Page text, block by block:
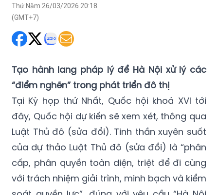
Thứ Năm 26/03/2026 20:18
(GMT+7)
Tạo hành lang pháp lý để Hà Nội xử lý các
“điểm nghẽn” trong phát triển đô thị
Tại Kỳ họp thứ Nhất, Quốc hội khoá XVI tới
đây, Quốc hội dự kiến sẽ xem xét, thông qua
Luật Thủ đô (sửa đổi). Tinh thần xuyên suốt
của dự thảo Luật Thủ đô (sửa đổi) là “phân
cấp, phân quyền toàn diện, triệt để đi cùng
với trách nhiệm giải trình, minh bạch và kiểm